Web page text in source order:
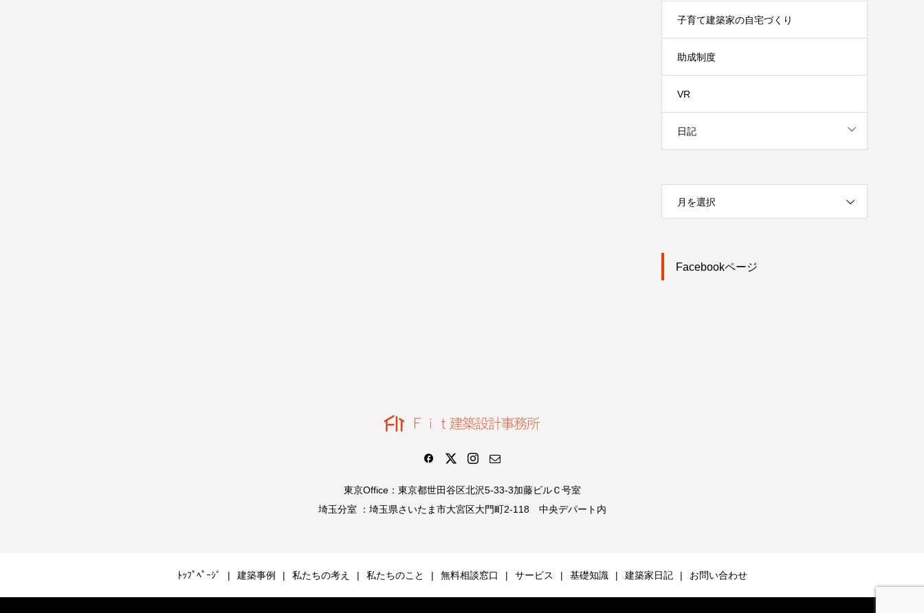
子育て建築家の自宅づくり
助成制度
VR
日記
月を選択
Facebookページ
東京Office：東京都世田谷区北沢5-33-3加藤ビルＣ号室
埼玉分室 ：埼玉県さいたま市大宮区大門町2-118 中央デパート内
ﾄｯﾌﾟﾍﾟｰｼﾞ 建築事例 私たちの考え 私たちのこと 無料相談窓口 サービス 基礎知識 建築家日記 お問い合わせ